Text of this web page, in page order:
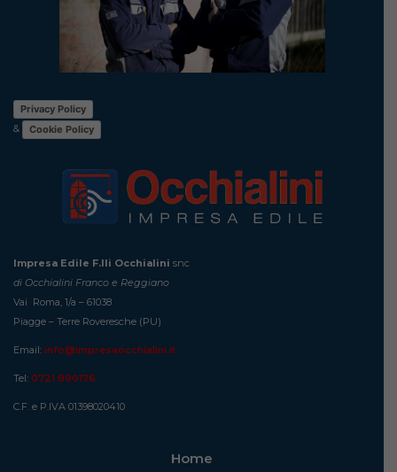
Privacy Policy
&
Cookie Policy
Impresa Edile F.lli Occhialini snc
di Occhialini Franco e Reggiano
Vai Roma, 1/a – 61038
Piagge – Terre Roveresche (PU)
Email: info@impresaocchialini.it
Tel: 0721 890176
C.F. e P.IVA 01398020410
Home